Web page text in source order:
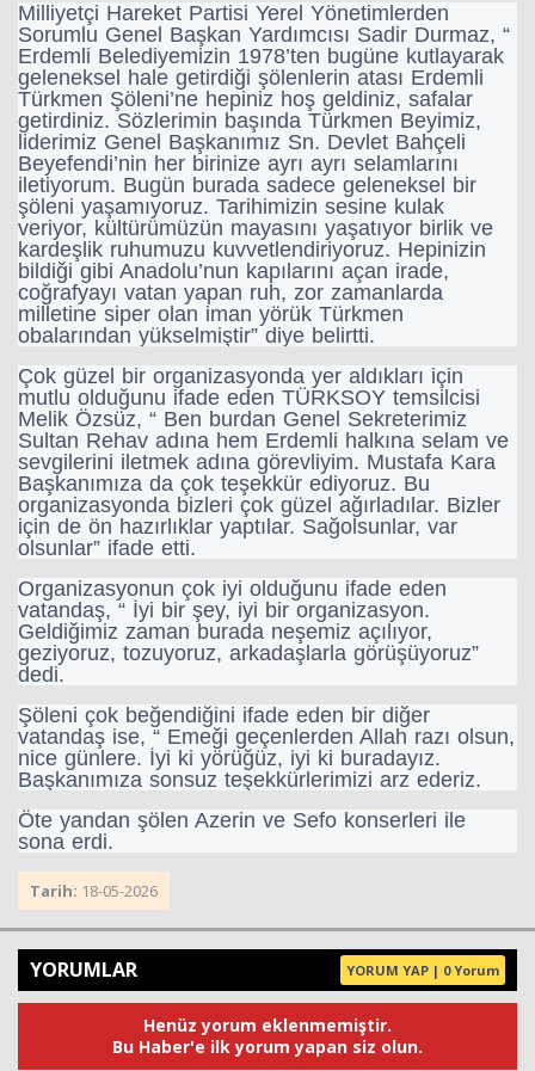
Milliyetçi Hareket Partisi Yerel Yönetimlerden
Sorumlu Genel Başkan Yardımcısı Sadir Durmaz, “
Erdemli Belediyemizin 1978’ten bugüne kutlayarak
geleneksel hale getirdiği şölenlerin atası Erdemli
Türkmen Şöleni’ne hepiniz hoş geldiniz, safalar
getirdiniz. Sözlerimin başında Türkmen Beyimiz,
liderimiz Genel Başkanımız Sn. Devlet Bahçeli
Beyefendi’nin her birinize ayrı ayrı selamlarını
iletiyorum. Bugün burada sadece geleneksel bir
şöleni yaşamıyoruz. Tarihimizin sesine kulak
veriyor, kültürümüzün mayasını yaşatıyor birlik ve
kardeşlik ruhumuzu kuvvetlendiriyoruz. Hepinizin
bildiği gibi Anadolu’nun kapılarını açan irade,
coğrafyayı vatan yapan ruh, zor zamanlarda
milletine siper olan iman yörük Türkmen
obalarından yükselmiştir” diye belirtti.
Çok güzel bir organizasyonda yer aldıkları için
mutlu olduğunu ifade eden TÜRKSOY temsilcisi
Melik Özsüz, “ Ben burdan Genel Sekreterimiz
Sultan Rehav adına hem Erdemli halkına selam ve
sevgilerini iletmek adına görevliyim. Mustafa Kara
Başkanımıza da çok teşekkür ediyoruz. Bu
organizasyonda bizleri çok güzel ağırladılar. Bizler
için de ön hazırlıklar yaptılar. Sağolsunlar, var
olsunlar” ifade etti.
Organizasyonun çok iyi olduğunu ifade eden
vatandaş, “ İyi bir şey, iyi bir organizasyon.
Geldiğimiz zaman burada neşemiz açılıyor,
geziyoruz, tozuyoruz, arkadaşlarla görüşüyoruz”
dedi.
Şöleni çok beğendiğini ifade eden bir diğer
vatandaş ise, “ Emeği geçenlerden Allah razı olsun,
nice günlere. İyi ki yörüğüz, iyi ki buradayız.
Başkanımıza sonsuz teşekkürlerimizi arz ederiz.
Öte yandan şölen Azerin ve Sefo konserleri ile
sona erdi.
Tarih: 18-05-2026
YORUMLAR YORUM YAP | 0 Yorum
Henüz yorum eklenmemiştir.
Bu Haber'e ilk yorum yapan siz olun.